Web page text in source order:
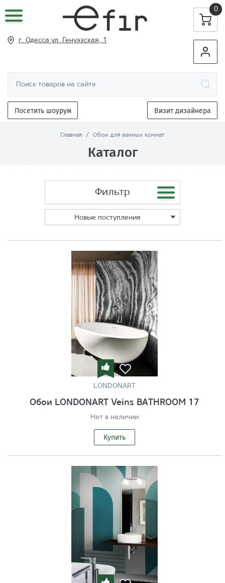
0
г. Одесса ул. Генуэзская, 1
Посетить шоурум Визит дизайнера
Главная / Обои для ванных комнат
Каталог
Фильтр
LONDONART
Обои LONDONART Veins BATHROOM 17
Нет в наличии
Купить